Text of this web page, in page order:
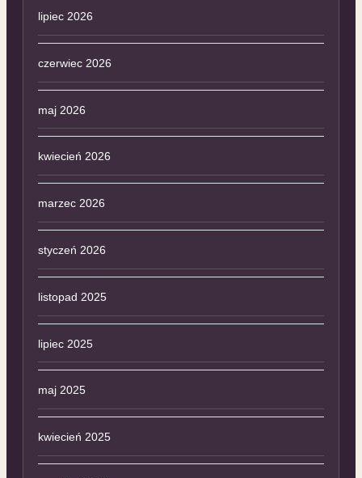
lipiec 2026
czerwiec 2026
maj 2026
kwiecień 2026
marzec 2026
styczeń 2026
listopad 2025
lipiec 2025
maj 2025
kwiecień 2025